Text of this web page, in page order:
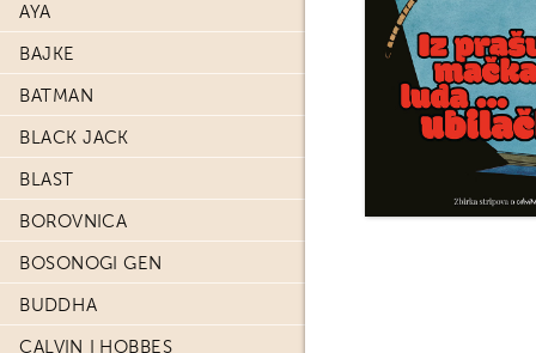
AYA
BAJKE
BATMAN
BLACK JACK
BLAST
BOROVNICA
BOSONOGI GEN
BUDDHA
CALVIN I HOBBES